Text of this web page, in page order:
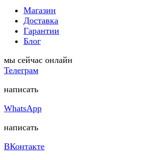
Магазин
Доставка
Гарантии
Блог
мы сейчас онлайн
Телеграм
написать
WhatsApp
написать
ВКонтакте